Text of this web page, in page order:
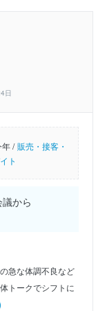
日
年 / 販売・接客・
ト
から
急な体調不良など
トークでシフトに